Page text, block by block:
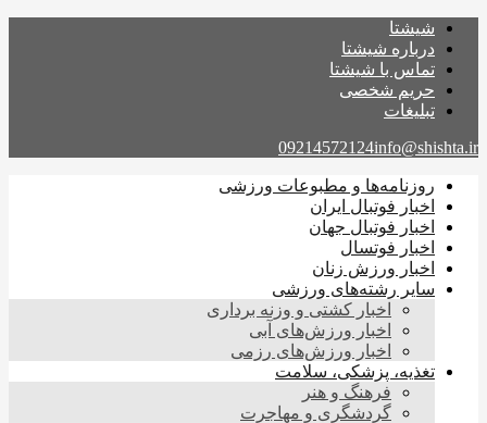
شیشتا
درباره شیشتا
تماس با شیشتا
حریم شخصی
تبلیغات
09214572124info@shishta.ir
روزنامه‌ها و مطبوعات ورزشی
اخبار فوتبال ایران
اخبار فوتبال جهان
اخبار فوتسال
اخبار ورزش زنان
سایر رشته‌های ورزشی
اخبار کشتی و وزنه برداری
اخبار ورزش‌های آبی
اخبار ورزش‌های رزمی
تغذیه، پزشکی، سلامت
فرهنگ و هنر
گردشگری و مهاجرت